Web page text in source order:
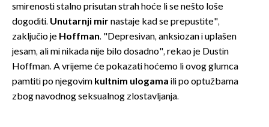
smirenosti stalno prisutan strah hoće li se nešto loše
dogoditi. Unutarnji mirnastaje kad se prepustite",
zaključio je Hoffman. "Depresivan, anksiozan i uplašen
jesam, ali mi nikada nije bilo dosadno", rekao je Dustin
Hoffman. A vrijeme će pokazati hoćemo li ovog glumca
pamtiti po njegovim kultnim ulogama ili po optužbama
zbog navodnog seksualnog zlostavljanja.